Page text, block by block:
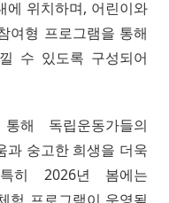
에 위치하며, 어린이와
여형 프로그램을 통해
수 있도록 구성되어
해 독립운동가들의
과 숭고한 희생을 더욱
히 2026년 봄에는
험 프로그램이 운영될